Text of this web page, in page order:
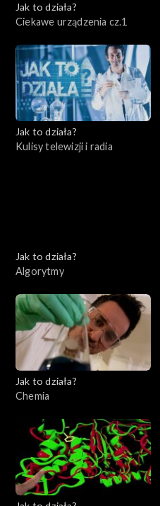
Jak to działa?
Ciekawe urządzenia cz.1
Jak to działa?
Kulisy telewizji i radia
Jak to działa?
Algorytmy
Jak to działa?
Chemia